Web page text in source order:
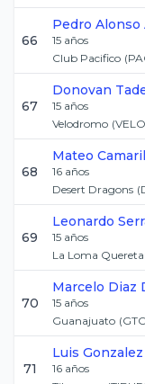
66
Pedro Alonso
15 años
Club Pacifico (
67
Donovan
15 años
Velodromo (
68
Mateo
16 años
Desert Dragons (
69
Leonardo
15 años
La Loma
70
Marcelo Diaz
15 años
Guanajuato (
71
Luis
16 años